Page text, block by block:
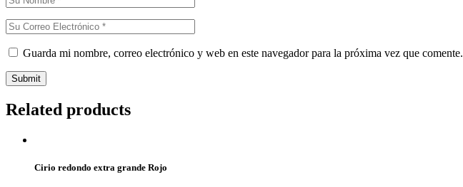
Guarda mi nombre, correo electrónico y web en este navegador para la próxima vez que comente.
Submit
Related products
Cirio redondo extra grande Rojo